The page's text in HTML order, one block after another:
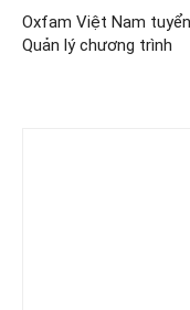
Oxfam Việt Nam
Quản lý chương trình